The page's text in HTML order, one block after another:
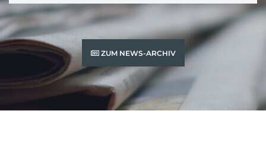
ZUM NEWS-ARCHIV